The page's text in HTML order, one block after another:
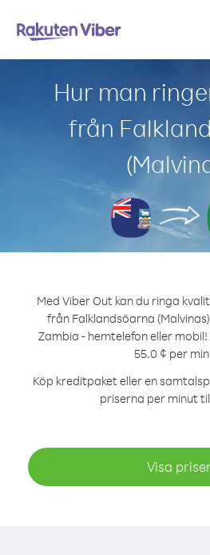
Hur man
från
Med Viber Out kan du ringa
från Falklandsöarna
Zambia - hemtelefon eller
55.0 ¢ per
Köp kreditpaket eller en
priserna per minut
Visa